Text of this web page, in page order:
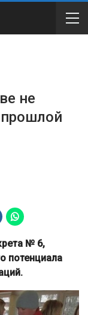
не
прошлой
№ 6,
потенциала